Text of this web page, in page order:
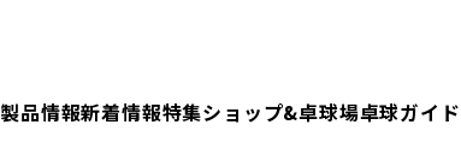
製品情報新着情報特集ショップ&卓球場卓球ガイド